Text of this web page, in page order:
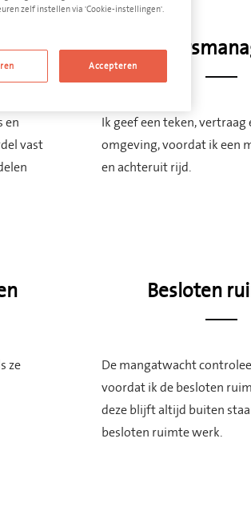
en
vast
Ik geef een teken,
omgeving, voordat ik een
en achteruit rijd.
ze
Besloten
De mangatwacht
voordat ik de besloten
deze blijft altijd buiten
besloten ruimte werk.
zelf instellen via 'Cookie-instellingen'.
Accepteren